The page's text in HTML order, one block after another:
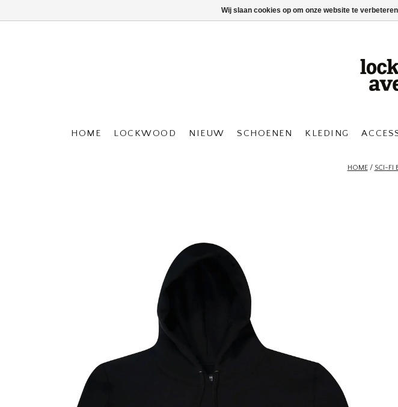
HOME LOCKWOOD NIEUW SCHOENEN KLEDING
HOME/ SCI-FI
Wij slaan cookies op om onze website te